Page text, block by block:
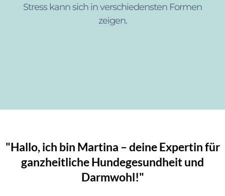
Stress kann sich in verschiedensten Formen
zeigen.
"Hallo, ich bin Martina – deine Expertin für
ganzheitliche Hundegesundheit und
Darmwohl!"